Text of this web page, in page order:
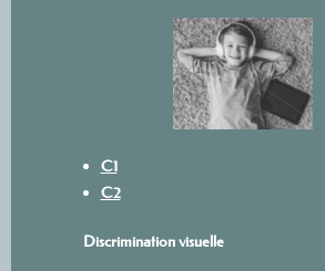
C1
C2
Discrimination visuelle